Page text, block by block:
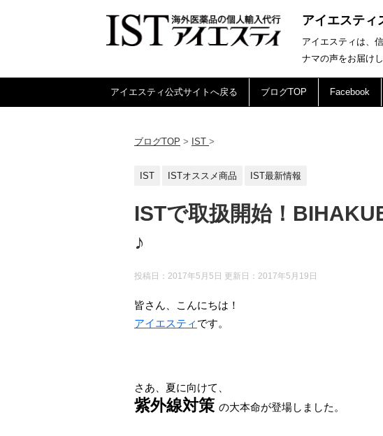
アイエスティ
アイエスティは、
ナマの声をお届け
アイエスティ公式サイトへ戻る ブログTOP Facebook
ブログTOP > IST >
IST ISTオススメ商品 IST最新情報
ISTで取扱開始！
♪
投稿日：2017年5月5日 更新日： 2017年5月19日
皆さん、こんにちは！
アイエスティ です。
さあ、夏に向けて、
紫外線対策 の大本命が登場しました。